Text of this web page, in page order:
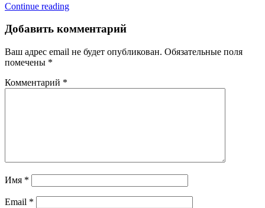
Continue reading
Добавить комментарий
Ваш адрес email не будет опубликован. Обязательные поля
помечены *
Комментарий *
Имя *
Email *